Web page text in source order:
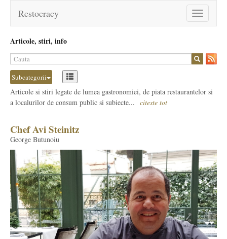
Toggle
navigation
Restocracy
Articole, stiri, info
Subcategorii
Articole si stiri legate de lumea gastronomiei, de piata restaurantelor si
a localurilor de consum public si subiecte... citeste tot
Chef Avi Steinitz
George Butunoiu